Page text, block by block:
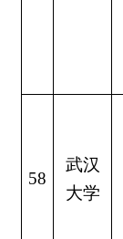
58
武汉
大学